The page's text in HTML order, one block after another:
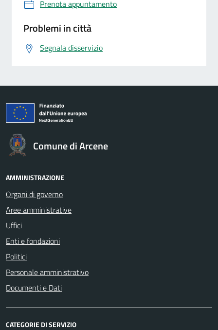
Prenota appuntamento
Problemi in città
Segnala disservizio
Comune di Arcene
AMMINISTRAZIONE
Organi di governo
Aree amministrative
Uffici
Enti e fondazioni
Politici
Personale amministrativo
Documenti e Dati
CATEGORIE DI SERVIZIO